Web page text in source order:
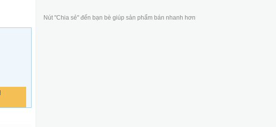
Nút "Chia sẻ" đến bạn bè giúp sản phẩm bán nhanh hơn